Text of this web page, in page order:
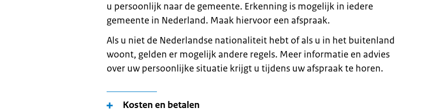
u persoonlijk naar de gemeente. Erkenning is mogelijk in iedere
gemeente in Nederland. Maak hiervoor een afspraak.
Als u niet de Nederlandse nationaliteit hebt of als u in het buitenland
woont, gelden er mogelijk andere regels. Meer informatie en advies
over uw persoonlijke situatie krijgt u tijdens uw afspraak te horen.
Kosten en betalen